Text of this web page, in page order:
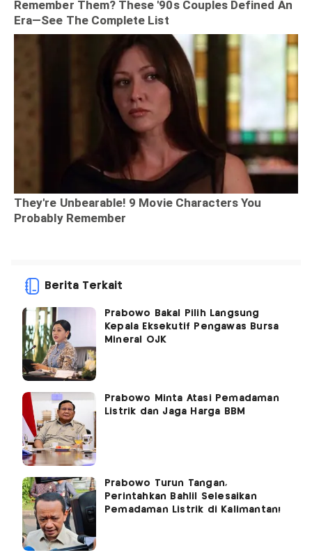
Berita Terkait
Prabowo Bakal Pilih Langsung
Kepala Eksekutif Pengawas Bursa
Mineral OJK
Prabowo Minta Atasi Pemadaman
Listrik dan Jaga Harga BBM
Prabowo Turun Tangan,
Perintahkan Bahlil Selesaikan
Pemadaman Listrik di Kalimantan!